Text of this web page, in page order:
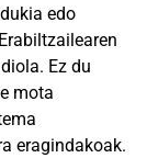
edo
Ez du
mota
eragindakoak.